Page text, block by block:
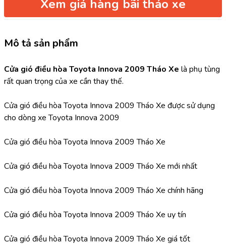
Xem giá hàng bãi tháo xe
Mô tả sản phẩm
Cửa gió điều hòa Toyota Innova 2009 Tháo Xe là phụ tùng
rất quan trọng của xe cần thay thế.
Cửa gió điều hòa Toyota Innova 2009 Tháo Xe được sử dụng
cho dòng xe Toyota Innova 2009
Cửa gió điều hòa Toyota Innova 2009 Tháo Xe
Cửa gió điều hòa Toyota Innova 2009 Tháo Xe mới nhất
Cửa gió điều hòa Toyota Innova 2009 Tháo Xe chính hãng
Cửa gió điều hòa Toyota Innova 2009 Tháo Xe uy tín
Cửa gió điều hòa Toyota Innova 2009 Tháo Xe giá tốt